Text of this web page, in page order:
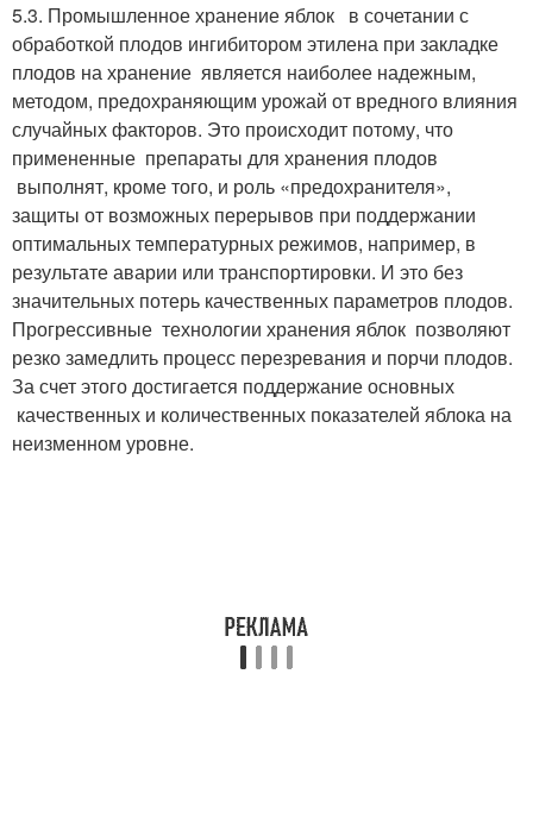
5.3. Промышленное хранение яблок в сочетании с
обработкой плодов ингибитором этилена при закладке
плодов на хранение является наиболее надежным,
методом, предохраняющим урожай от вредного влияния
случайных факторов. Это происходит потому, что
примененные препараты для хранения плодов
выполнят, кроме того, и роль «предохранителя»,
защиты от возможных перерывов при поддержании
оптимальных температурных режимов, например, в
результате аварии или транспортировки. И это без
значительных потерь качественных параметров плодов.
Прогрессивные технологии хранения яблок позволяют
резко замедлить процесс перезревания и порчи плодов.
За счет этого достигается поддержание основных
качественных и количественных показателей яблока на
неизменном уровне.